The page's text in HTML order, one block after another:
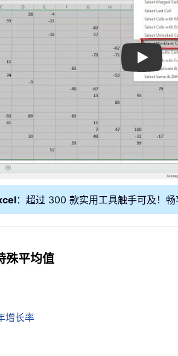
Play
：超过 300 款实用工具触手可及！
殊平均值
增长率